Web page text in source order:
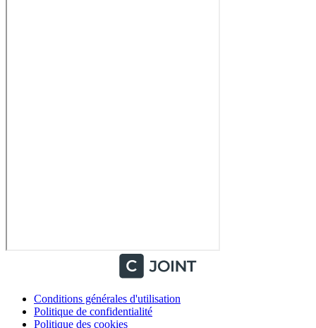
Conditions générales d'utilisation
Politique de confidentialité
Politique des cookies